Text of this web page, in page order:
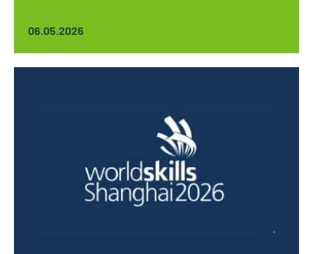
06.05.2026